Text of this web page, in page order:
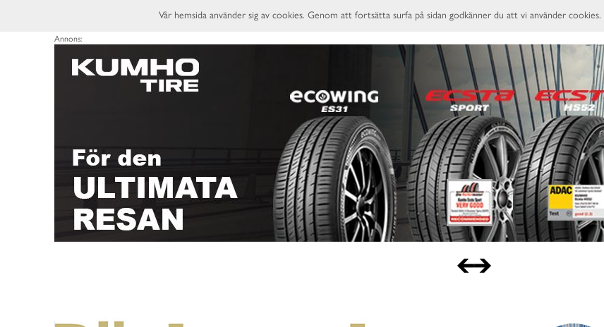
Annons:
Vår hemsida använder sig av cookies. Genom att fortsätta surfa på sidan godkänner du att vi använder cookies.